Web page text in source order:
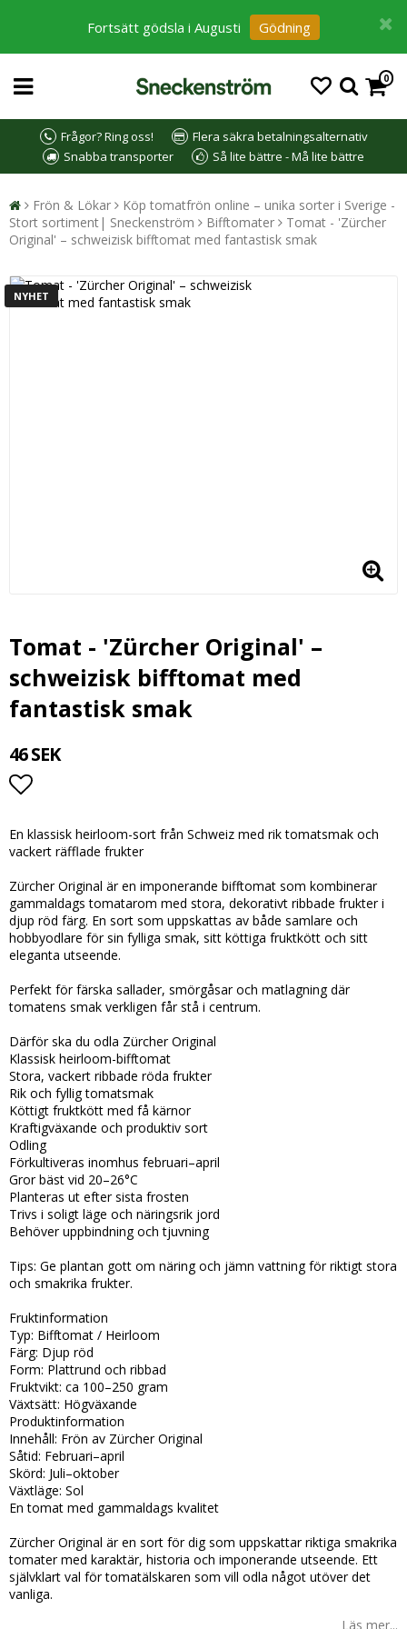
Fortsätt gödsla i Augusti Gödning
0
Frågor? Ring oss!
Flera säkra betalningsalternativ
Snabba transporter
Så lite bättre - Må lite bättre
Frön & Lökar
Köp tomatfrön online – unika sorter i Sverige -
Stort sortiment| Sneckenström
Bifftomater
Tomat - 'Zürcher
Original' – schweizisk bifftomat med fantastisk smak
NYHET
Tomat - 'Zürcher Original' –
schweizisk bifftomat med
fantastisk smak
46 SEK
Lägg till i favoritlistan
En klassisk heirloom-sort från Schweiz med rik tomatsmak och
vackert räfflade frukter
Zürcher Original är en imponerande bifftomat som kombinerar
gammaldags tomatarom med stora, dekorativt ribbade frukter i
djup röd färg. En sort som uppskattas av både samlare och
hobbyodlare för sin fylliga smak, sitt köttiga fruktkött och sitt
eleganta utseende.
Perfekt för färska sallader, smörgåsar och matlagning där
tomatens smak verkligen får stå i centrum.
Därför ska du odla Zürcher Original
Klassisk heirloom-bifftomat
Stora, vackert ribbade röda frukter
Rik och fyllig tomatsmak
Köttigt fruktkött med få kärnor
Kraftigväxande och produktiv sort
Odling
Förkultiveras inomhus februari–april
Gror bäst vid 20–26°C
Planteras ut efter sista frosten
Trivs i soligt läge och näringsrik jord
Behöver uppbindning och tjuvning
Tips: Ge plantan gott om näring och jämn vattning för riktigt stora
och smakrika frukter.
Fruktinformation
Typ: Bifftomat / Heirloom
Färg: Djup röd
Form: Plattrund och ribbad
Fruktvikt: ca 100–250 gram
Växtsätt: Högväxande
Produktinformation
Innehåll: Frön av Zürcher Original
Såtid: Februari–april
Skörd: Juli–oktober
Växtläge: Sol
En tomat med gammaldags kvalitet
Zürcher Original är en sort för dig som uppskattar riktiga smakrika
tomater med karaktär, historia och imponerande utseende. Ett
självklart val för tomatälskaren som vill odla något utöver det
vanliga.
Läs mer...